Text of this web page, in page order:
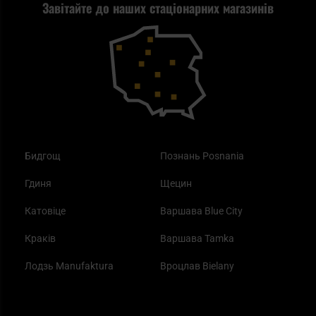
Завітайте до наших стаціонарних магазинів
Бидгощ
Гдиня
Катовіце
Краків
Лодзь Manufaktura
Познань Posnania
Щецин
Варшава Blue City
Варшава Tamka
Вроцлав Bielany
Повернення товару
Blackout - що це таке?
Як працює маска від смогу?
Найкращі спальні мішки на осінь
Самозахист